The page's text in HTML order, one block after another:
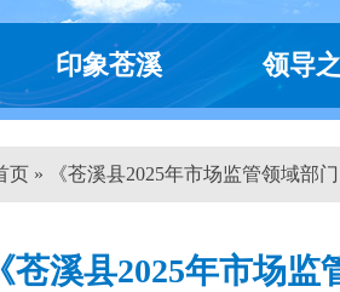
印象苍溪 领导
页 » 《苍溪县2025年市场监管领域部
《苍溪县2025年市场